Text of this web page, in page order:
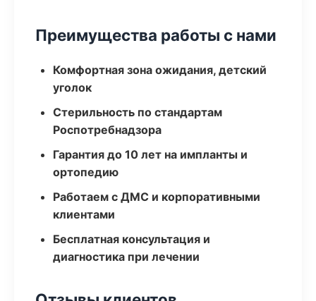
Преимущества работы с нами
Комфортная зона ожидания, детский
уголок
Стерильность по стандартам
Роспотребнадзора
Гарантия до 10 лет на импланты и
ортопедию
Работаем с ДМС и корпоративными
клиентами
Бесплатная консультация и
диагностика при лечении